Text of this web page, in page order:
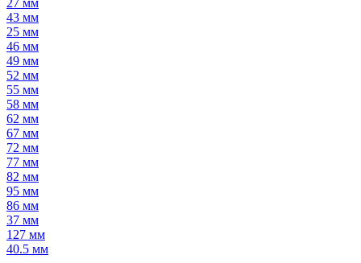
27 мм
43 мм
25 мм
46 мм
49 мм
52 мм
55 мм
58 мм
62 мм
67 мм
72 мм
77 мм
82 мм
95 мм
86 мм
37 мм
127 мм
40.5 мм